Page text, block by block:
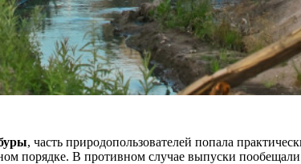
, часть природопользователей попала
порядке. В противном случае выпуски пообещали